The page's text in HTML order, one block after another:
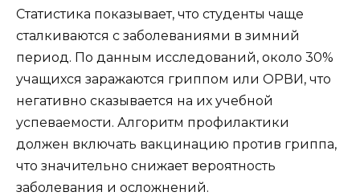
Статистика показывает, что студенты чаще
сталкиваются с заболеваниями в зимний
период. По данным исследований, около 30%
учащихся заражаются гриппом или ОРВИ, что
негативно сказывается на их учебной
успеваемости. Алгоритм профилактики
должен включать вакцинацию против гриппа,
что значительно снижает вероятность
заболевания и осложнений.